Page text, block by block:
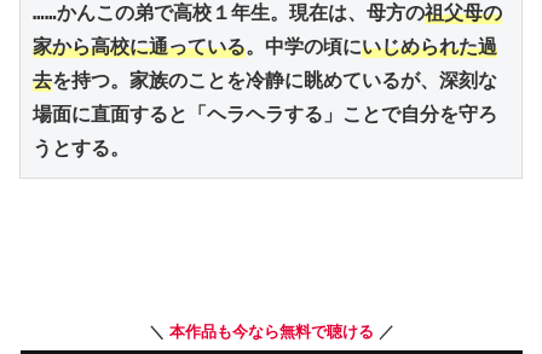
……かんこの弟で高校１年生。現在は、母方の祖父母の
家から高校に通っている。中学の頃にいじめられた過
去を持つ。家族のことを冷静に眺めているが、深刻な
場面に直面すると「ヘラヘラする」ことで自分を守ろ
うとする。
＼ 本作品も今なら無料で聴ける ／